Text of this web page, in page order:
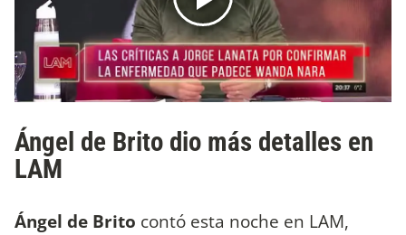
Ángel de Brito dio más detalles en
LAM
Ángel de Brito contó esta noche en LAM,